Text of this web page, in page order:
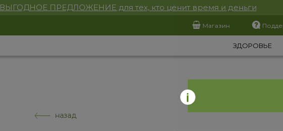
ВЫГОДНОЕ ПРЕДЛОЖЕНИЕ для тех, кто ценит время и деньги
Магазин
ЗДОРОВЬЕ
назад